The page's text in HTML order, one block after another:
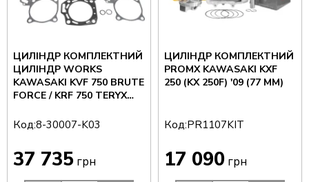
ЦИЛІНДР КОМПЛЕКТНИЙ
ЦИЛІНДР WORKS
KAWASAKI KVF 750 BRUTE
FORCE / KRF 750 TERYX
2 ШТ (85 ММ)
Код:8-30007-K03
37 735 грн
ЦИЛІНДР КОМПЛЕКТНИЙ
PROMX KAWASAKI KXF
250 (KX 250F) '09 (77 ММ)
Код:PR1107KIT
17 090 грн